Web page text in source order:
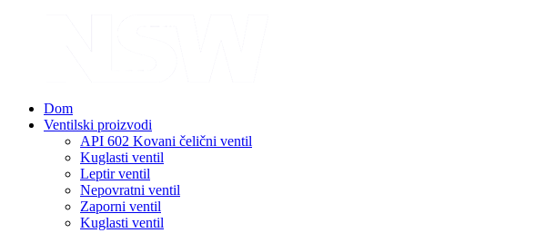
Dom
Ventilski proizvodi
API 602 Kovani čelični ventil
Kuglasti ventil
Leptir ventil
Nepovratni ventil
Zaporni ventil
Kuglasti ventil